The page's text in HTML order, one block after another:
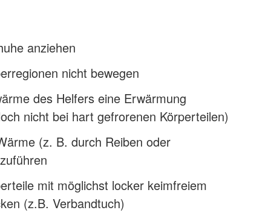
anziehen
nicht bewegen
des Helfers eine Erwärmung
nicht bei hart gefrorenen Körperteilen)
(z. B. durch Reiben oder
mit möglichst locker keimfreiem
(z.B. Verbandtuch)